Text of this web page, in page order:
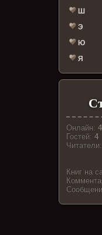
Ш
Э
Ю
Я
Онлайн:4
Гостей:4
Книг на